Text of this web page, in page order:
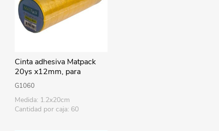
Cinta adhesiva Matpack
20ys x12mm, para
cintero, PACK x12 rollos
G1060
Medida: 1.2x20cm
Cantidad por caja: 60